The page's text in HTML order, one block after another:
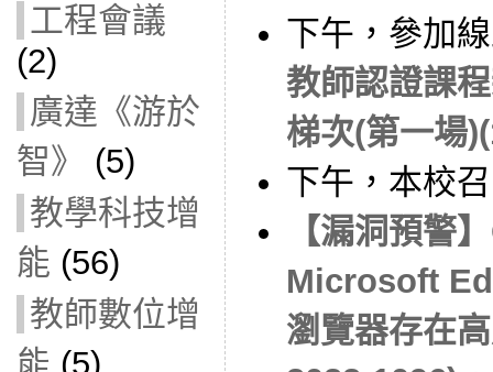
工程會議
(2)
廣達《游於
智》
(5)
教學科技增
能 (56)
教師數位增
能 (5)
下午，參加
教師認證課
梯次(第一場
下午，本校
【漏洞預警
Microsoft
瀏覽器存在